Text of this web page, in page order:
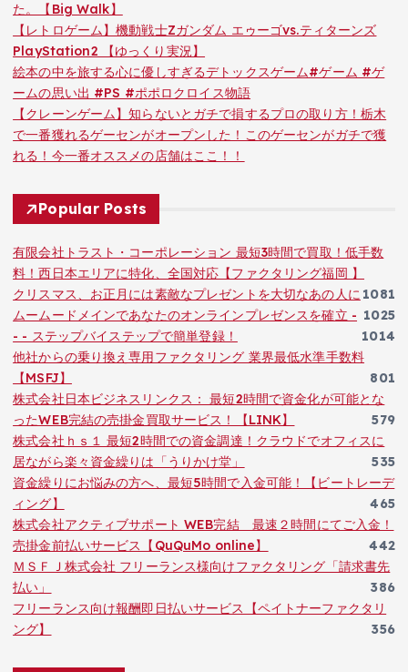
た。【Big Walk】
【レトロゲーム】機動戦士Zガンダム エゥーゴvs.ティターンズ
PlayStation2 【ゆっくり実況】
絵本の中を旅する心に優しすぎるデトックスゲーム#ゲーム #ゲ
ームの思い出 #PS #ポポロクロイス物語
【クレーンゲーム】知らないとガチで損するプロの取り方！栃木
で一番獲れるゲーセンがオープンした！このゲーセンがガチで獲
れる！今一番オススメの店舗はここ！！
Popular Posts
有限会社トラスト・コーポレーション 最短3時間で買取！低手数
料！西日本エリアに特化、全国対応【ファクタリング福岡 】
1081
クリスマス、お正月には素敵なプレゼントを大切なあの人に
1025
ムームードメインであなたのオンラインプレゼンスを確立 -
- - ステップバイステップで簡単登録！
1014
他社からの乗り換え専用ファクタリング 業界最低水準手数料
【MSFJ】
801
株式会社日本ビジネスリンクス： 最短2時間で資金化が可能とな
ったWEB完結の売掛金買取サービス！【LINK】
579
株式会社ｈｓ１ 最短2時間での資金調達！クラウドでオフィスに
居ながら楽々資金繰りは「うりかけ堂」
535
資金繰りにお悩みの方へ、最短5時間で入金可能！【ビートレーデ
ィング】
465
株式会社アクティブサポート WEB完結 最速２時間にてご入金！
売掛金前払いサービス【QuQuMo online】
442
ＭＳＦＪ株式会社 フリーランス様向けファクタリング「請求書先
払い」
386
フリーランス向け報酬即日払いサービス【ペイトナーファクタリ
ング】
356